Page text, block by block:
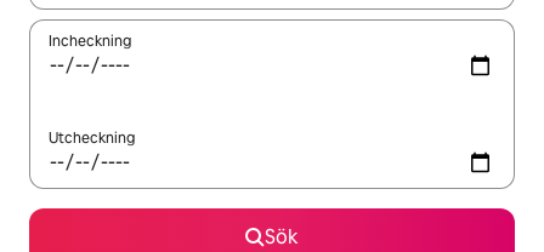
Incheckning
Utcheckning
Sök